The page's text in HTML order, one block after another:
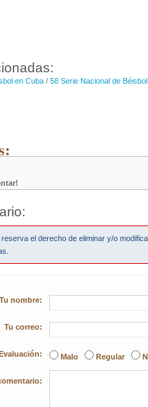
en Cuba / 58 Serie Nacional de
el derecho de eliminar y/o
Tu nombre:
Tu correo:
Malo Regular